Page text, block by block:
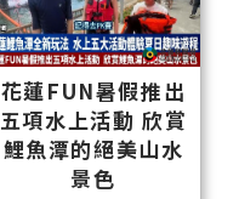
花蓮FUN暑假推出
五項水上活動 欣賞
鯉魚潭的絕美山水
景色